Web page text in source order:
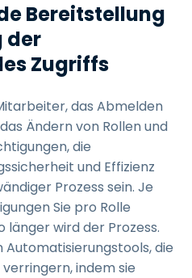
Bereitstellung
der
Zugriffs
das Abmelden
Ändern von Rollen und
die
und Effizienz
Prozess sein. Je
Sie pro Rolle
länger wird der Prozess.
Automatisierungstools, die
indem sie